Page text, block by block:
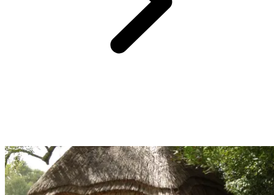
Lors de votre Circuit by Club Med, vous profitez de la pension
complète avec un forfait boisson à chaque repas.